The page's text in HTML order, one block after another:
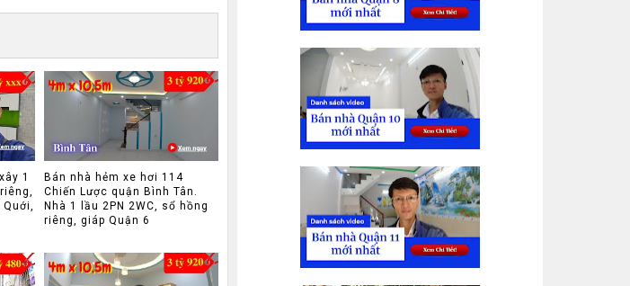
1
Bán nhà hẻm xe hơi 114
Chiến Lược quận Bình Tân.
Nhà 1 lầu 2PN 2WC, sổ hồng
riêng, giáp Quận 6